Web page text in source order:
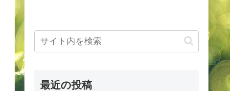
最近の投稿